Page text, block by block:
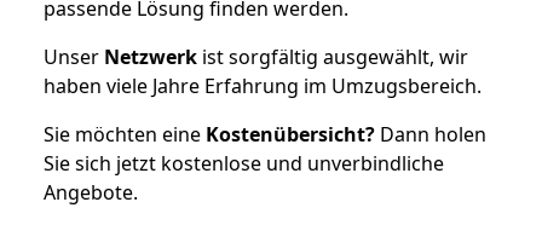
passende Lösung finden werden.
Unser Netzwerk ist sorgfältig ausgewählt, wir
haben viele Jahre Erfahrung im Umzugsbereich.
Sie möchten eine Kostenübersicht? Dann holen
Sie sich jetzt kostenlose und unverbindliche
Angebote.